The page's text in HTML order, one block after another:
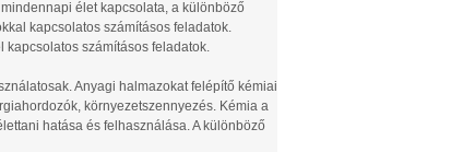
élet kapcsolata, a különböző
kapcsolatos számításos feladatok.
számításos feladatok.
Anyagi halmazokat felépítő kémiai
környezetszennyezés. Kémia a
hatása és felhasználása. A különböző